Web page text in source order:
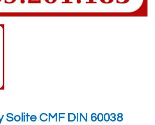
Solite CMF DIN 60038